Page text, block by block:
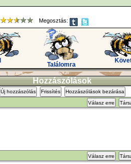
Megosztás:
Találomra
Hozzászólások
Új hozzászólás Frissítés Hozzászólások bezárása
Válasz erre
Válasz erre